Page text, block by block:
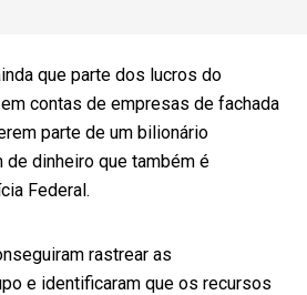
que parte dos lucros do
contas de empresas de fachada
parte de um bilionário
de dinheiro que também é
Federal.
rastrear as
e identificaram que os recursos